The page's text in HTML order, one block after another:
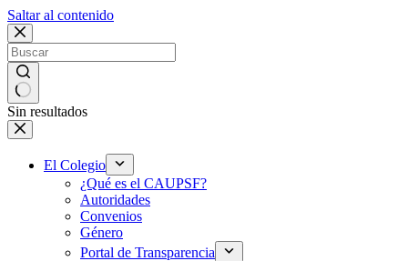
Saltar al contenido
Sin resultados
El Colegio
¿Qué es el CAUPSF?
Autoridades
Convenios
Género
Portal de Transparencia